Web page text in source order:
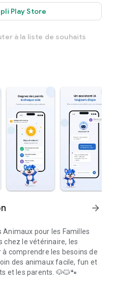
Play Store
à la liste de souhaits
arrow_forward
pour les Familles
chez le vétérinaire, les
comprendre les besoins de
des animaux facile, fun et
et les parents. 🐶🐱🐾